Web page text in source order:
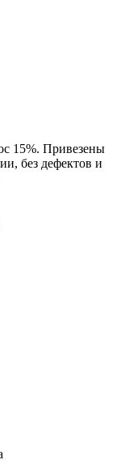
15%. Привезены
без дефектов и